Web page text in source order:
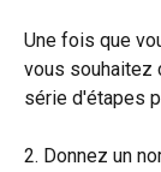
Une fois que
vous souhaitez
série d'étapes
2. Donnez un